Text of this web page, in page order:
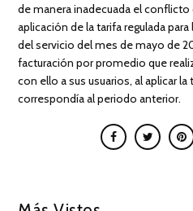
de manera inadecuada el
aplicación de la tarifa regulada
del servicio del mes de mayo de
facturación por promedio que
con ello a sus usuarios, al aplicar
correspondía al periodo anterior.